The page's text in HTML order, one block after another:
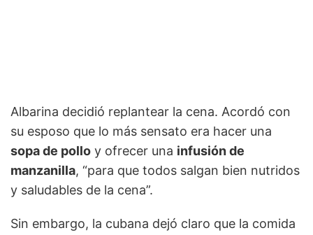
Albarina decidió replantear la cena. Acordó con
su esposo que lo más sensato era hacer una
sopa de pollo y ofrecer una infusión de
manzanilla, “para que todos salgan bien nutridos
y saludables de la cena”.
Sin embargo, la cubana dejó claro que la comida